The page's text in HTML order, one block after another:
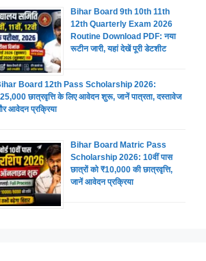
Bihar Board 9th 10th 11th
12th Quarterly Exam 2026
Routine Download PDF: नया
रूटीन जारी, यहां देखें पूरी डेटशीट
Board 12th Pass Scholarship 2026:
छात्रवृत्ति के लिए आवेदन शुरू, जानें पात्रता, दस्तावेज
आवेदन प्रक्रिया
Bihar Board Matric Pass
Scholarship 2026: 10वीं पास
छात्रों को ₹10,000 की छात्रवृत्ति,
जानें आवेदन प्रक्रिया